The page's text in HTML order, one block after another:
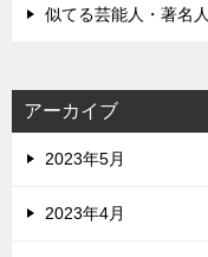
似てる芸能人・著名人
アーカイブ
2023年5月
2023年4月